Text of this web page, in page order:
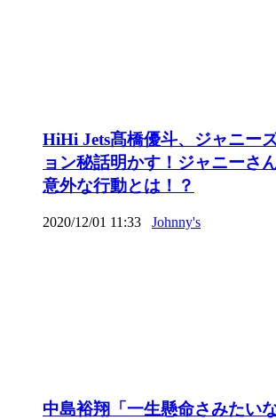
HiHi Jets髙橋優斗、ジャニー
ョン秘話明かす！ジャニーさ
意外な行動とは！？
2020/12/01 11:33 Johnny's
中島裕翔「一生懸命さみたい